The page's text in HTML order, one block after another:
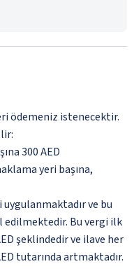
ödemeniz istenecektir.
300 AED
yeri başına,
ve bu
Bu vergi ilk
şeklindedir ve ilave her
tutarında artmaktadır.